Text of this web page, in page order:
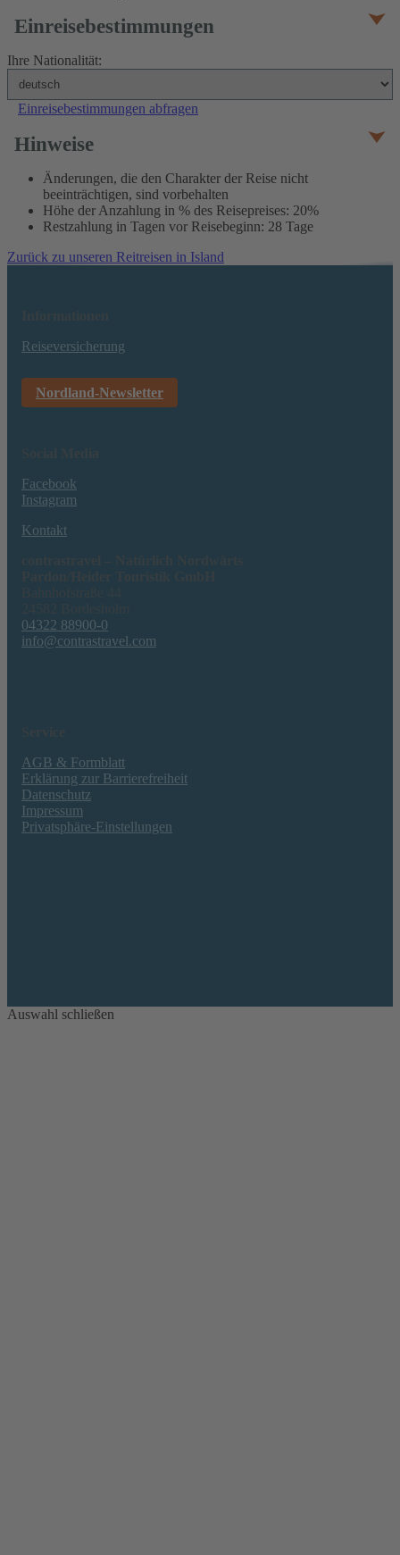
Einreisebestimmungen
Ihre Nationalität:
Einreisebestimmungen abfragen
Hinweise
Änderungen, die den Charakter der Reise nicht
beeinträchtigen, sind vorbehalten
Höhe der Anzahlung in % des Reisepreises: 20%
Restzahlung in Tagen vor Reisebeginn: 28 Tage
Zurück zu unseren Reitreisen in Island
Reiseversicherung
Nordland-Newsletter
Facebook
Instagram
Kontakt
04322 88900-0
info@contrastravel.com
AGB & Formblatt
Erklärung zur Barrierefreiheit
Datenschutz
Impressum
Privatsphäre-Einstellungen
Auswahl schließen